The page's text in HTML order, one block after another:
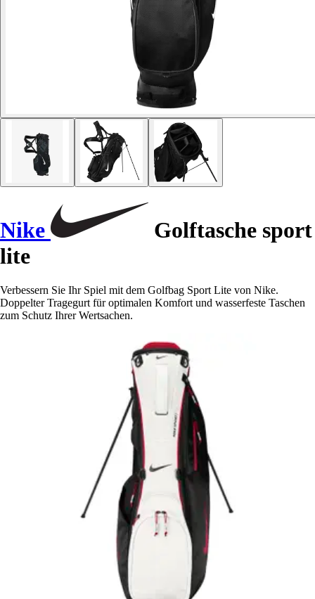
Nike
Golftasche sport
lite
Verbessern Sie Ihr Spiel mit dem Golfbag Sport Lite von Nike.
Doppelter Tragegurt für optimalen Komfort und wasserfeste Taschen
zum Schutz Ihrer Wertsachen.